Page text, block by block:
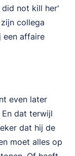
did not kill her'
collega
een affaire
even later
dat terwijl
dat hij de
moet alles op